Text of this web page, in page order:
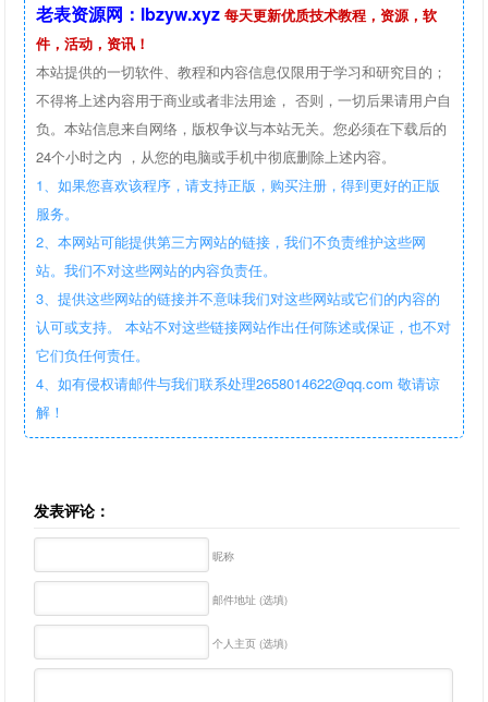
老表资源网：lbzyw.xyz 每天更新优质技术教程，资源，软
件，活动，资讯！
本站提供的一切软件、教程和内容信息仅限用于学习和研究目的；
不得将上述内容用于商业或者非法用途， 否则，一切后果请用户自
负。本站信息来自网络，版权争议与本站无关。您必须在下载后的
24个小时之内 ，从您的电脑或手机中彻底删除上述内容。
1、如果您喜欢该程序，请支持正版，购买注册，得到更好的正版
服务。
2、本网站可能提供第三方网站的链接，我们不负责维护这些网
站。我们不对这些网站的内容负责任。
3、提供这些网站的链接并不意味我们对这些网站或它们的内容的
认可或支持。 本站不对这些链接网站作出任何陈述或保证，也不对
它们负任何责任。
4、如有侵权请邮件与我们联系处理2658014622@qq.com 敬请谅
解！
发表评论：
昵称
邮件地址 (选填)
个人主页 (选填)